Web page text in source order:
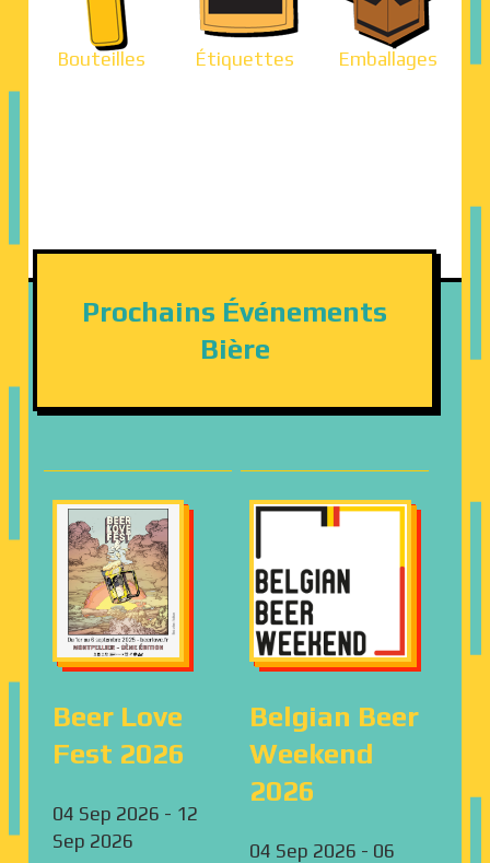
Bouteilles Étiquettes Emballages
Prochains Événements
Bière
Beer Love
Fest 2026
04 Sep 2026 - 12
Sep 2026
Belgian Beer
Weekend
2026
04 Sep 2026 - 06